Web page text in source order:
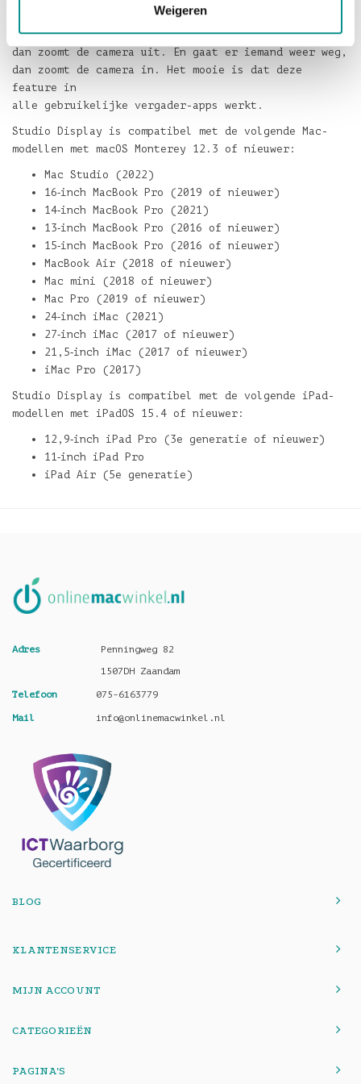
Weigeren
een videogesprek even heen en weer loopt. Komt er
iemand bij,
dan zoomt de camera uit. En gaat er iemand weer weg,
dan zoomt de camera in. Het mooie is dat deze
feature in
alle gebruikelijke vergader-apps werkt.
Studio Display is compatibel met de volgende Mac-
modellen met macOS Monterey 12.3 of nieuwer:
Mac Studio (2022)
16‑inch MacBook Pro (2019 of nieuwer)
14‑inch MacBook Pro (2021)
13‑inch MacBook Pro (2016 of nieuwer)
15‑inch MacBook Pro (2016 of nieuwer)
MacBook Air (2018 of nieuwer)
Mac mini (2018 of nieuwer)
Mac Pro (2019 of nieuwer)
24‑inch iMac (2021)
27‑inch iMac (2017 of nieuwer)
21,5‑inch iMac (2017 of nieuwer)
iMac Pro (2017)
Studio Display is compatibel met de volgende iPad-
modellen met iPadOS 15.4 of nieuwer:
12,9‑inch iPad Pro (3e generatie of nieuwer)
11‑inch iPad Pro
iPad Air (5e generatie)
Adres
Penningweg 82
1507DH Zaandam
Telefoon 075-6163779
Mail info@onlinemacwinkel.nl
BLOG
KLANTENSERVICE
MIJN ACCOUNT
CATEGORIEËN
PAGINA'S